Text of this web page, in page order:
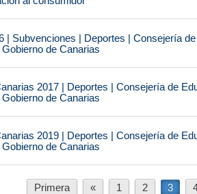
| Subvenciones | Deportes | Consejería
de Canarias
2017 | Deportes | Consejería de
de Canarias
2019 | Deportes | Consejería de
de Canarias
Primera « 1 2 3